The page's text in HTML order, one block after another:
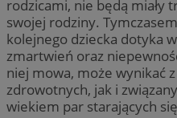
rodzicami, nie będą miały
swojej rodziny.
kolejnego dziecka dotyka
zmartwień oraz
niej mowa, może wynikać
zdrowotnych, jak i
wiekiem par starających